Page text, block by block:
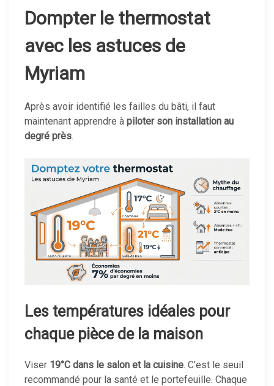
Dompter le thermostat
avec les astuces de
Myriam
Après avoir identifié les failles du bâti, il faut
maintenant apprendre à piloter son installation au
degré près.
Les températures idéales pour
chaque pièce de la maison
Viser 19°C dans le salon et la cuisine. C’est le seuil
recommandé pour la santé et le portefeuille. Chaque